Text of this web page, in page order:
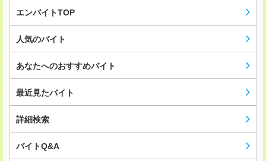
エンバイトTOP
人気のバイト
あなたへのおすすめバイト
最近見たバイト
詳細検索
バイトQ&A